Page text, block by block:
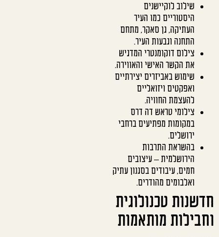
שילוב לוקיישנים
היסטוריים כמו העיר
העתיקה, גן סאקר, מתחם
התחנה וגבעות העיר.
צילום דוקומנטרי המדגיש
את הקשר האישי והאווירה.
שימוש באביזרים יצירתיים
ואפקטים ויזואליים
להעצמת החוויה.
צילומי טראש דה דרס
במקומות מפתיעים ברחבי
ירושלים.
בהשראת התרבות
הירושלמית – עיצובים
חמים, עיבודים בסגנון עתיק
ואלבומים מהודרים.
חדשנות טכנולוגית
וחבילות מותאמות